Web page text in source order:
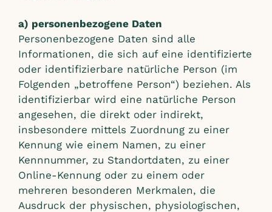
a) personenbezogene Daten
Personenbezogene Daten sind alle
Informationen, die sich auf eine identifizierte
oder identifizierbare natürliche Person (im
Folgenden „betroffene Person“) beziehen. Als
identifizierbar wird eine natürliche Person
angesehen, die direkt oder indirekt,
insbesondere mittels Zuordnung zu einer
Kennung wie einem Namen, zu einer
Kennnummer, zu Standortdaten, zu einer
Online-Kennung oder zu einem oder
mehreren besonderen Merkmalen, die
Ausdruck der physischen, physiologischen,